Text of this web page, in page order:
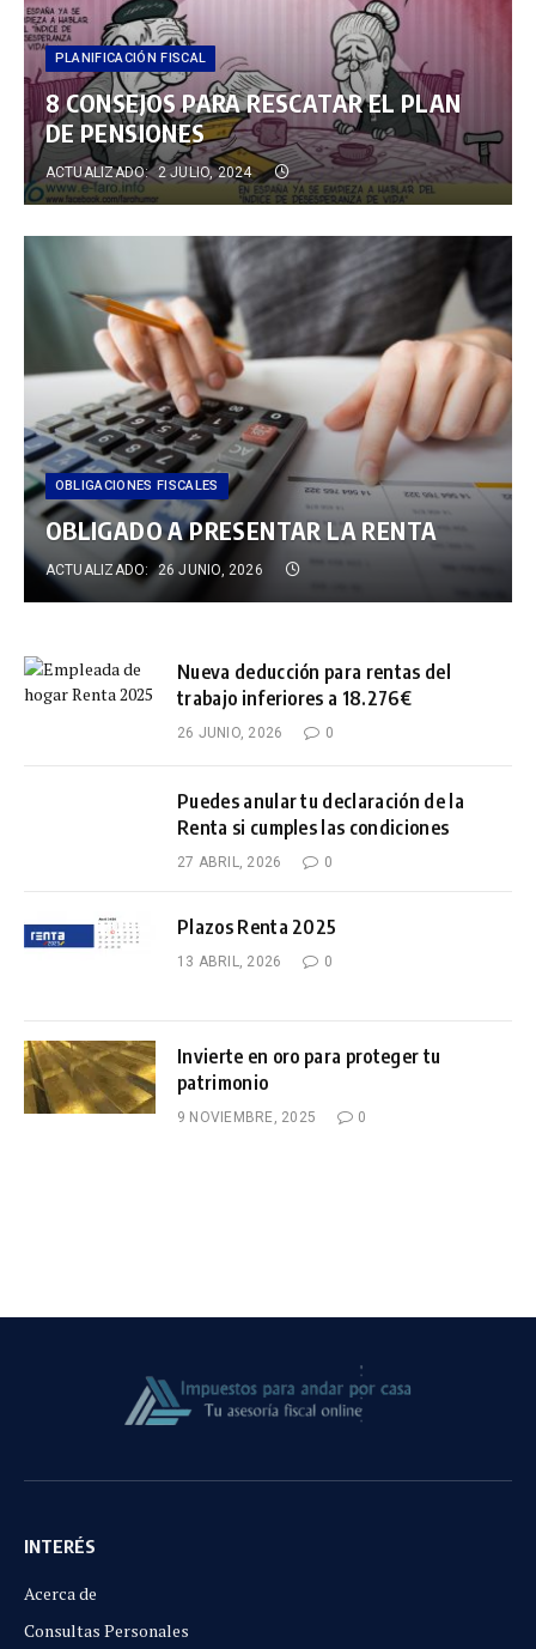
PLANIFICACIÓN FISCAL
8 CONSEJOS PARA RESCATAR EL PLAN
DE PENSIONES
ACTUALIZADO: 2 JULIO, 2024
OBLIGACIONES FISCALES
OBLIGADO A PRESENTAR LA RENTA
ACTUALIZADO: 26 JUNIO, 2026
Nueva deducción para rentas del
trabajo inferiores a 18.276€
26 JUNIO, 2026 0
Puedes anular tu declaración de la
Renta si cumples las condiciones
27 ABRIL, 2026 0
Plazos Renta 2025
13 ABRIL, 2026 0
Invierte en oro para proteger tu
patrimonio
9 NOVIEMBRE, 2025 0
INTERÉS
Acerca de
Consultas Personales